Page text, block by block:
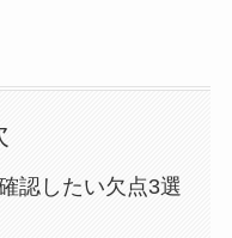
認したい欠点3選